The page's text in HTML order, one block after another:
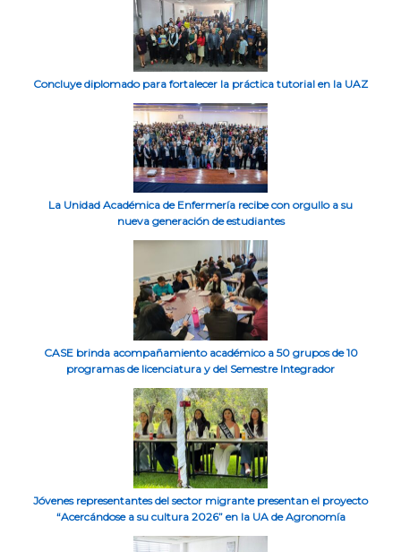
Concluye diplomado para fortalecer la práctica tutorial en la UAZ
La Unidad Académica de Enfermería recibe con orgullo a su
nueva generación de estudiantes
CASE brinda acompañamiento académico a 50 grupos de 10
programas de licenciatura y del Semestre Integrador
Jóvenes representantes del sector migrante presentan el proyecto
“Acercándose a su cultura 2026” en la UA de Agronomía